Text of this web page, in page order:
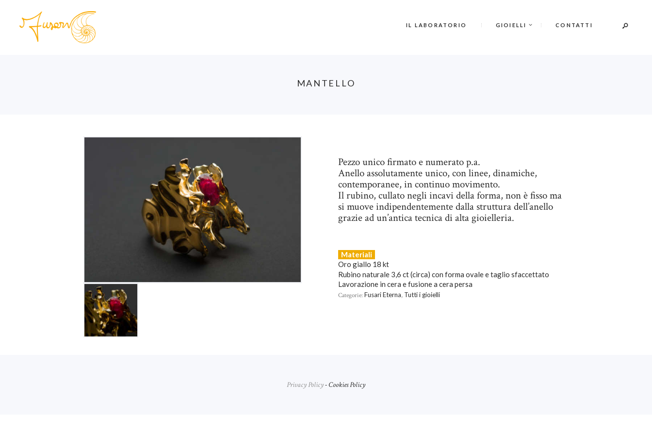
IL LABORATORIO GIOIELLI CONTATTI
MANTELLO
Pezzo unico firmato e numerato p.a.
Anello assolutamente unico, con linee, dinamiche,
contemporanee, in continuo movimento.
Il rubino, cullato negli incavi della forma, non è fisso ma
si muove indipendentemente dalla struttura dell’anello
grazie ad un’antica tecnica di alta gioielleria.
Materiali
Oro giallo 18 kt
Rubino naturale 3,6 ct (circa) con forma ovale e taglio sfaccettato
Lavorazione in cera e fusione a cera persa
Categorie: Fusari Eterna, Tutti i gioielli
Privacy Policy- Cookies Policy